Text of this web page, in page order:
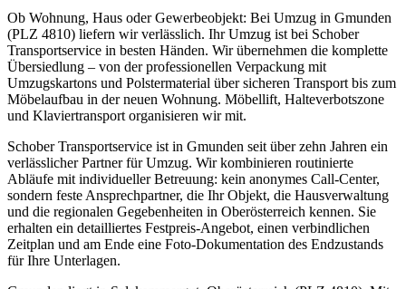
Ob Wohnung, Haus oder Gewerbeobjekt: Bei Umzug in Gmunden
(PLZ 4810) liefern wir verlässlich. Ihr Umzug ist bei Schober
Transportservice in besten Händen. Wir übernehmen die komplette
Übersiedlung – von der professionellen Verpackung mit
Umzugskartons und Polstermaterial über sicheren Transport bis zum
Möbelaufbau in der neuen Wohnung. Möbellift, Halteverbotszone
und Klaviertransport organisieren wir mit.
Schober Transportservice ist in Gmunden seit über zehn Jahren ein
verlässlicher Partner für Umzug. Wir kombinieren routinierte
Abläufe mit individueller Betreuung: kein anonymes Call-Center,
sondern feste Ansprechpartner, die Ihr Objekt, die Hausverwaltung
und die regionalen Gegebenheiten in Oberösterreich kennen. Sie
erhalten ein detailliertes Festpreis-Angebot, einen verbindlichen
Zeitplan und am Ende eine Foto-Dokumentation des Endzustands
für Ihre Unterlagen.